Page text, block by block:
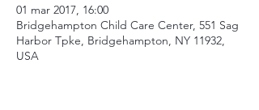
01 mar 2017, 16:00
Bridgehampton Child Care Center, 551 Sag
Harbor Tpke, Bridgehampton, NY 11932,
USA